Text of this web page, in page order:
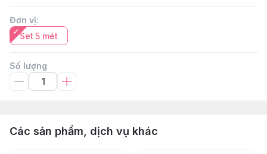
Đơn vị:
Set 5 mét
Số lượng
Các sản phẩm, dịch vụ khác